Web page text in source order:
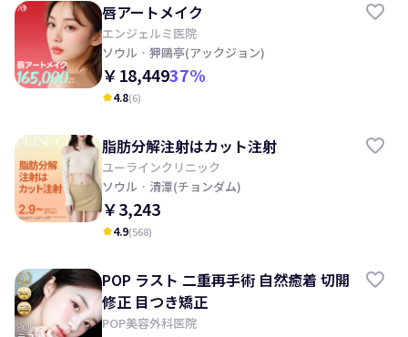
唇アートメイク
エンジェルミ医院
ソウル · 狎鷗亭(アックジョン)
￥18,44937%
kid_star4.8(6)
脂肪分解注射はカット注射
ユーラインクリニック
ソウル · 清潭(チョンダム)
￥3,243
kid_star4.9(568)
POP ラスト 二重再手術 自然癒着 切開
修正 目つき矯正
POP美容外科医院